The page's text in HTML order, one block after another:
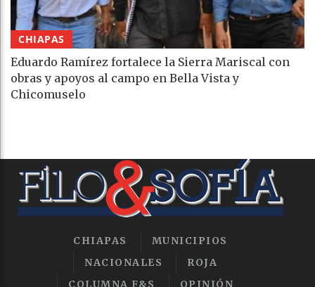
CHIAPAS
Eduardo Ramírez fortalece la Sierra Mariscal con
obras y apoyos al campo en Bella Vista y
Chicomuselo
CHIAPAS
MUNICIPIOS
NACIONALES
ROJA
COLUMNA F&S
OPINIÓN